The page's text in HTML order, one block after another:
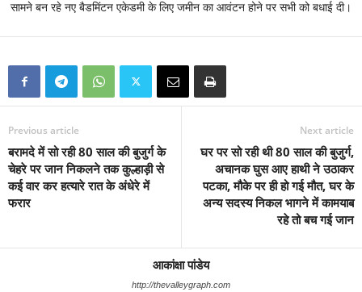
सामने बन रहे नए बैडमिंटन एकेडमी के लिए जमीन का आवंटन होने पर सभी को बधाई दी।
Previous article
बरामदे में सो रही 80 साल की बुजुर्ग के
चेहरे पर जान निकलने तक कुल्हाड़ी से
कई वार कर हत्यारे रात के अंधेरे में
फरार
Next article
घर पर सो रही थी 80 साल की बुजुर्ग,
अचानक घुस आए हाथी ने उठाकर
पटका, मौके पर ही हो गई मौत, घर के
अन्य सदस्य निकल भागने में कामयाब
रहे तो बच गई जान
आकांक्षा पांडेय
http://thevalleygraph.com